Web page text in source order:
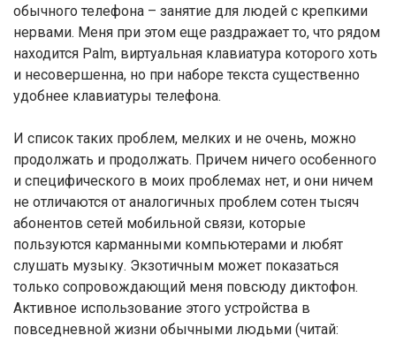
обычного телефона – занятие для людей с крепкими
нервами. Меня при этом еще раздражает то, что рядом
находится Palm, виртуальная клавиатура которого хоть
и несовершенна, но при наборе текста существенно
удобнее клавиатуры телефона.
И список таких проблем, мелких и не очень, можно
продолжать и продолжать. Причем ничего особенного
и специфического в моих проблемах нет, и они ничем
не отличаются от аналогичных проблем сотен тысяч
абонентов сетей мобильной связи, которые
пользуются карманными компьютерами и любят
слушать музыку. Экзотичным может показаться
только сопровождающий меня повсюду диктофон.
Активное использование этого устройства в
повседневной жизни обычными людьми (читай: